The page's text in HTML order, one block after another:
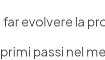
evolvere la
passi nel